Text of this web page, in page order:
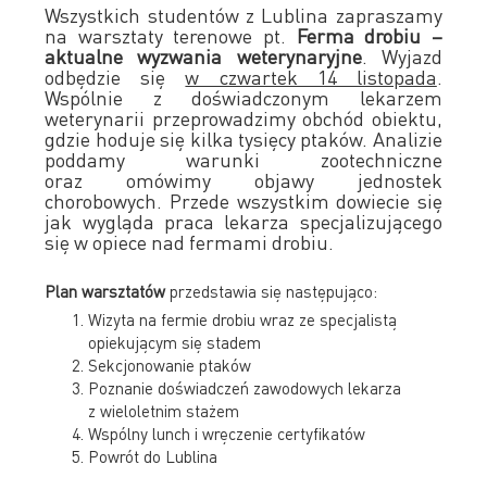
Wszystkich studentów z Lublina zapraszamy
na warsztaty terenowe pt. Ferma drobiu –
aktualne wyzwania weterynaryjne. Wyjazd
odbędzie sięw czwartek 14 listopada
Wspólnie z doświadczonym lekarzem
weterynarii przeprowadzimy obchód obiektu,
gdzie hoduje się kilka tysięcy ptaków. Analizie
poddamy warunki zootechniczne
oraz omówimy objawy jednostek
chorobowych. Przede wszystkim dowiecie się
jak wygląda praca lekarza specjalizującego
się w opiece nad fermami drobiu.
Plan warsztatówprzedstawia się następująco:
Wizyta na fermie drobiu wraz ze specjalistą
opiekującym się stadem
Sekcjonowanie ptaków
Poznanie doświadczeń zawodowych lekarza
z wieloletnim stażem
Wspólny lunch i wręczenie certyfikatów
Powrót do Lublina